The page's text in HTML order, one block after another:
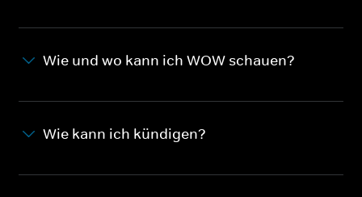
Wie und wo kann ich WOW schauen?
Wie kann ich kündigen?